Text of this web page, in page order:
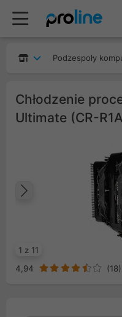
Podzespoły
Chłodzenie
Ultimate (CR-
1 z 11
Poprzedni
4,94 (18)